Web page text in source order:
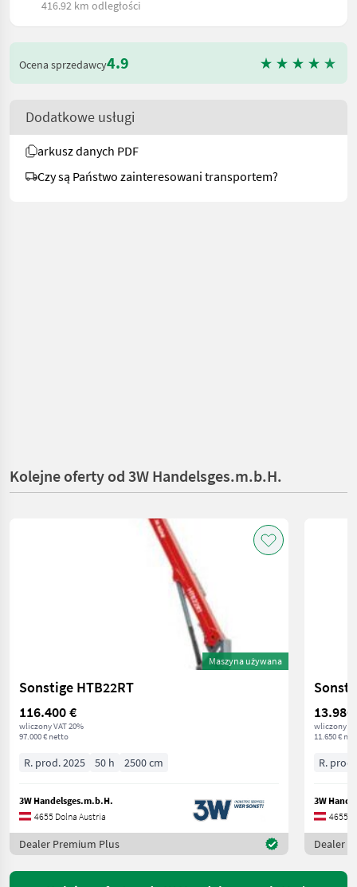
416.92 km odległości
Ocena sprzedawcy4.9
Dodatkowe usługi
arkusz danych PDF
Czy są Państwo zainteresowani transportem?
Kolejne oferty od 3W Handelsges.m.b.H.
Maszyna używana
Sonstige HTB22RT
116.400 €
wliczony VAT 20%
97.000 € netto
R. prod. 2025 50 h 2500 cm
3W Handelsges.m.b.H.
4655 Dolna Austria
Dealer Premium Plus
13.980
wliczony
11.650 €
R.
3W
4655
Dealer